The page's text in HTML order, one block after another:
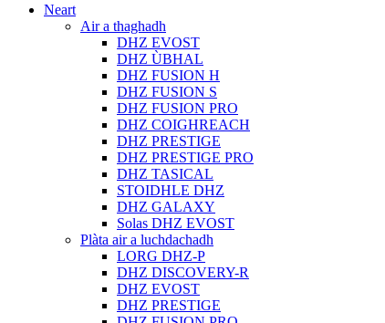
Neart
Air a thaghadh
DHZ EVOST
DHZ ÙBHAL
DHZ FUSION H
DHZ FUSION S
DHZ FUSION PRO
DHZ COIGHREACH
DHZ PRESTIGE
DHZ PRESTIGE PRO
DHZ TASICAL
STOIDHLE DHZ
DHZ GALAXY
Solas DHZ EVOST
Plàta air a luchdachadh
LORG DHZ-P
DHZ DISCOVERY-R
DHZ EVOST
DHZ PRESTIGE